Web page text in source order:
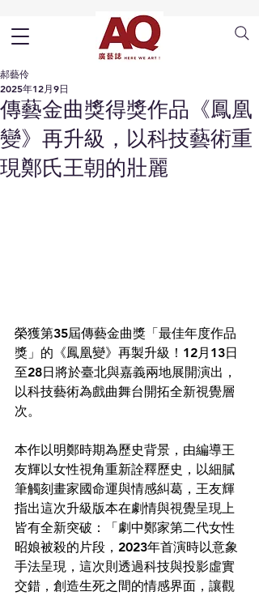
傳藝金曲獎得獎作品《鳳凰
變》再升級，以科技藝術重
現鄭氏王朝的壯麗
郝藝伶
2025年12月9日
榮獲第35屆傳藝金曲獎「最佳年度作品
獎」的《鳳凰變》再製升級！12月13日
至28日將於臺北與嘉義兩地展開演出，
以科技藝術為戲曲舞台開拓全新視覺層
次。
本作以明鄭時期為歷史背景，由編導王
友輝以女性視角重新詮釋歷史，以細膩
筆觸刻畫家國命運與情感糾葛，王友輝
指出這次升級版本在劇情與視覺呈現上
皆有全新突破：「劇中鄭家第二代女性
昭娘被殺的片段，2023年首演時以意象
手法呈現，這次則透過科技與投影虛實
交錯，創造生死之間的情感界面，讓觀